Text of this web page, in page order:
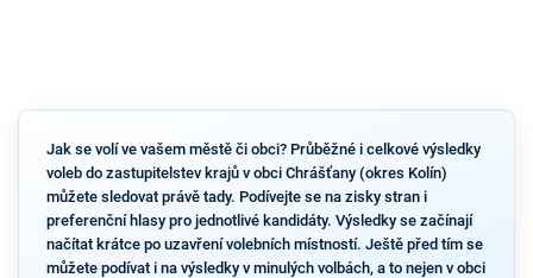
Jak se volí ve vašem městě či obci? Průběžné i celkové výsledky
voleb do zastupitelstev krajů v obci Chrášťany (okres Kolín)
můžete sledovat právě tady. Podívejte se na zisky stran i
preferenční hlasy pro jednotlivé kandidáty. Výsledky se začínají
načítat krátce po uzavření volebních místností. Ještě před tím se
můžete podívat i na výsledky v minulých volbách, a to nejen v obci